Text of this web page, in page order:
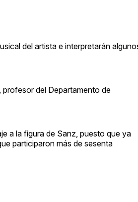
del artista e interpretarán
del Departamento de
a la figura de Sanz, puesto que ya
participaron más de sesenta